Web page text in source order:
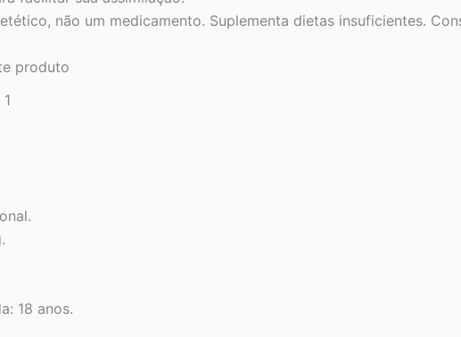
não um medicamento. Suplementa dietas insuficientes.
produto
18 anos.